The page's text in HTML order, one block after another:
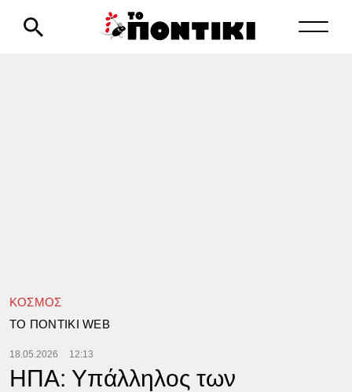
ΚΟΣΜΟΣ
TΟ ΠΟΝΤΙΚΙ WEB
18.05.2026 12:13
ΗΠΑ: Υπάλληλος των